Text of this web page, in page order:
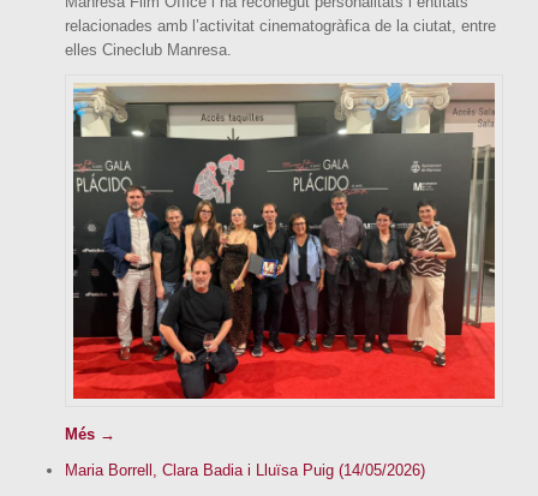
relacionades amb l’activitat cinematogràfica de la ciutat, entre
elles Cineclub Manresa.
Més →
Maria Borrell, Clara Badia i Lluïsa Puig (14/05/2026)